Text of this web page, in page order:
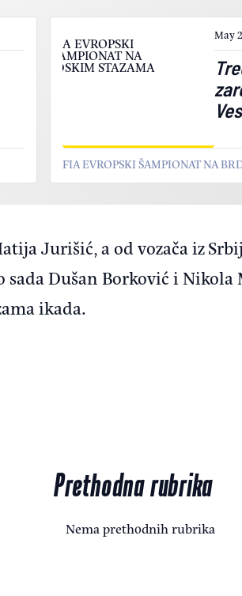
May
FIA EVROPSKI ŠAMPIONAT NA
Jurišić, a od vozača iz
sada Dušan Borković i
ikada.
Prethodna rubrika
Nema prethodnih rubrika